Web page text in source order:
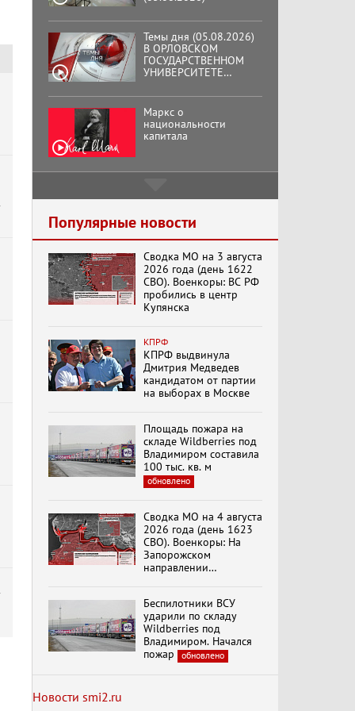
Темы дня (05.08.2026)
В ОРЛОВСКОМ
ГОСУДАРСТВЕННОМ
УНИВЕРСИТЕТЕ
АУДИТОРИЯ ИМЕНИ
ЗНАМЕНИТОГО
ВЫПУСКНИКА,
ГЕННАДИЯ ЗЮГАНОВА.
Маркс о
национальности
капитала
кооператор
Хук слева:
«Додоговаривались...»
(11.06.2026)
Бренды Советской
эпохи "Гжель"
«Безразмерное
Кольцо»
К ГРАЖДАНАМ
Г.А. Зюганова,
Председателя ЦК
КПРФ Руководителя
фракции КПРФ в
Государственной Думе
РФ (28.07.2026)
Документальный
фильм "Империализм и
Менять курс! В.Боглаев,
И.Буданов, А.Лежава,
Н.Останина
Популярные новости
Сводка МО на 3 августа
2026 года (день 1622
СВО). Военкоры: ВС РФ
пробились в центр
Купянска
КПРФ
КПРФ выдвинула
Дмитрия Медведев
кандидатом от партии
на выборах в Москве
Площадь пожара на
складе Wildberries под
Владимиром составила
100 тыс. кв. м
обновлено
Сводка МО на 4 августа
2026 года (день 1623
СВО). Военкоры: На
Запорожском
направлении
Степногорска
Беспилотники ВСУ
ударили по складу
Wildberries под
Владимиром. Начался
пожар
обновлено
Новости smi2.ru